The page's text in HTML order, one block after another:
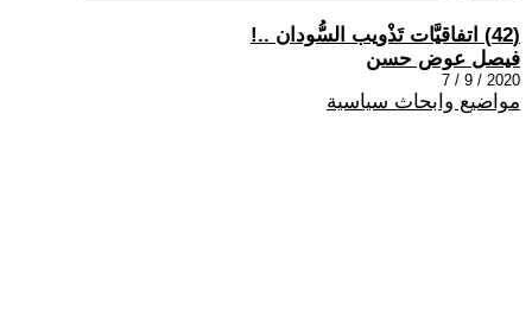
(42) اتفاقيَّات تَذْويب السُّودان ..!
فيصل عوض حسن
2020 / 9 / 7
مواضيع وابحاث سياسية